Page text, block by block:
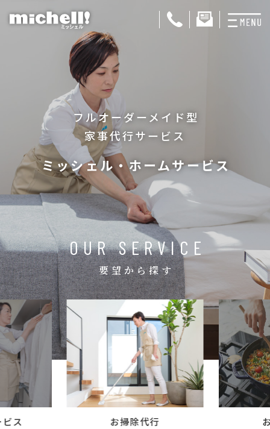
お料理代行
おためしサービス
サービス一覧
ご契約者さま限定サ
会社紹介
コラム
ご案内
お知らせ
家事スタッフ募集
働く仲間インタビュー
フルオーダーメイド型
家事代行サービス
ミッシェル・ホームサービス
OUR SERVICE
要望から探す
ス お掃除代行